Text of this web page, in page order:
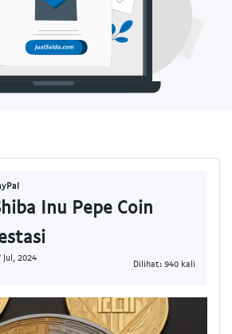
Inu Pepe Coin
Jul, 2024
Dilihat: 940 kali